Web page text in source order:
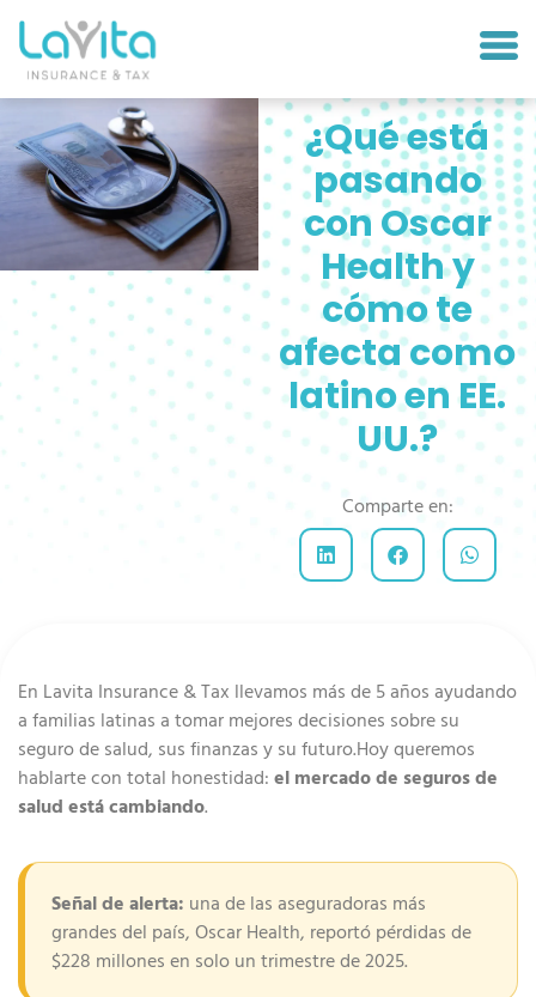
¿Qué está
pasando
con Oscar
Health y
cómo te
afecta como
latino en EE.
UU.?
Comparte en:
En Lavita Insurance & Tax llevamos más de 5 años ayudando
a familias latinas a tomar mejores decisiones sobre su
seguro de salud, sus finanzas y su futuro.Hoy queremos
hablarte con total honestidad: el mercado de seguros de
salud está cambiando.
Señal de alerta: una de las aseguradoras más
grandes del país, Oscar Health, reportó pérdidas de
$228 millones en solo un trimestre de 2025.